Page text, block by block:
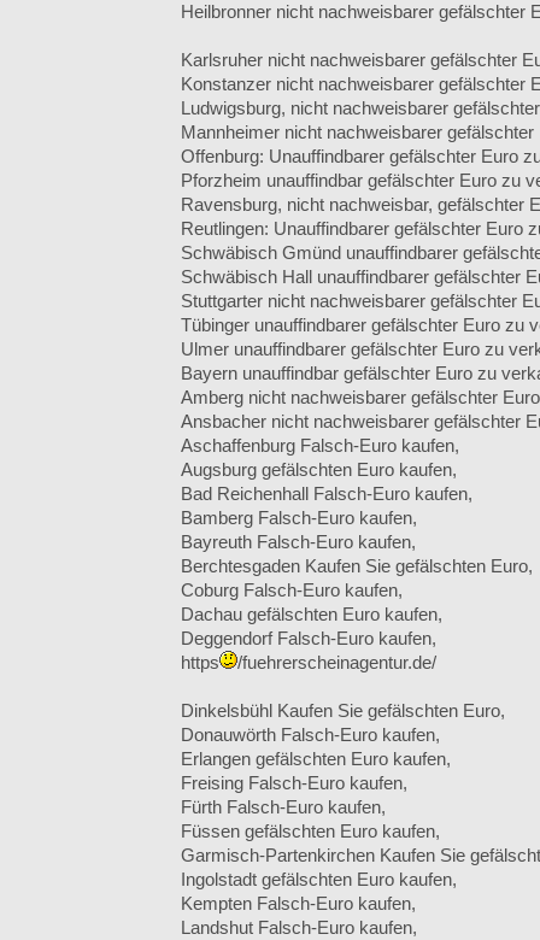
Heilbronner nicht nachweisbarer gefälschter
Karlsruher nicht nachweisbarer gefälschter
Konstanzer nicht nachweisbarer gefälschter
Ludwigsburg, nicht nachweisbarer
Mannheimer nicht nachweisbarer
Offenburg: Unauffindbarer gefälschter Euro
Pforzheim unauffindbar gefälschter Euro zu
Ravensburg, nicht nachweisbar, gefälschter
Reutlingen: Unauffindbarer gefälschter Euro
Schwäbisch Gmünd unauffindbarer
Schwäbisch Hall unauffindbarer gefälschter
Stuttgarter nicht nachweisbarer gefälschter
Tübinger unauffindbarer gefälschter Euro zu
Ulmer unauffindbarer gefälschter Euro zu
Bayern unauffindbar gefälschter Euro zu
Amberg nicht nachweisbarer gefälschter
Ansbacher nicht nachweisbarer gefälschter
Aschaffenburg Falsch-Euro kaufen,
Augsburg gefälschten Euro kaufen,
Bad Reichenhall Falsch-Euro kaufen,
Bamberg Falsch-Euro kaufen,
Bayreuth Falsch-Euro kaufen,
Berchtesgaden Kaufen Sie gefälschten Euro,
Coburg Falsch-Euro kaufen,
Dachau gefälschten Euro kaufen,
Deggendorf Falsch-Euro kaufen,
https
/fuehrerscheinagentur.de/
Dinkelsbühl Kaufen Sie gefälschten Euro,
Donauwörth Falsch-Euro kaufen,
Erlangen gefälschten Euro kaufen,
Freising Falsch-Euro kaufen,
Fürth Falsch-Euro kaufen,
Füssen gefälschten Euro kaufen,
Garmisch-Partenkirchen Kaufen Sie
Ingolstadt gefälschten Euro kaufen,
Kempten Falsch-Euro kaufen,
Landshut Falsch-Euro kaufen,